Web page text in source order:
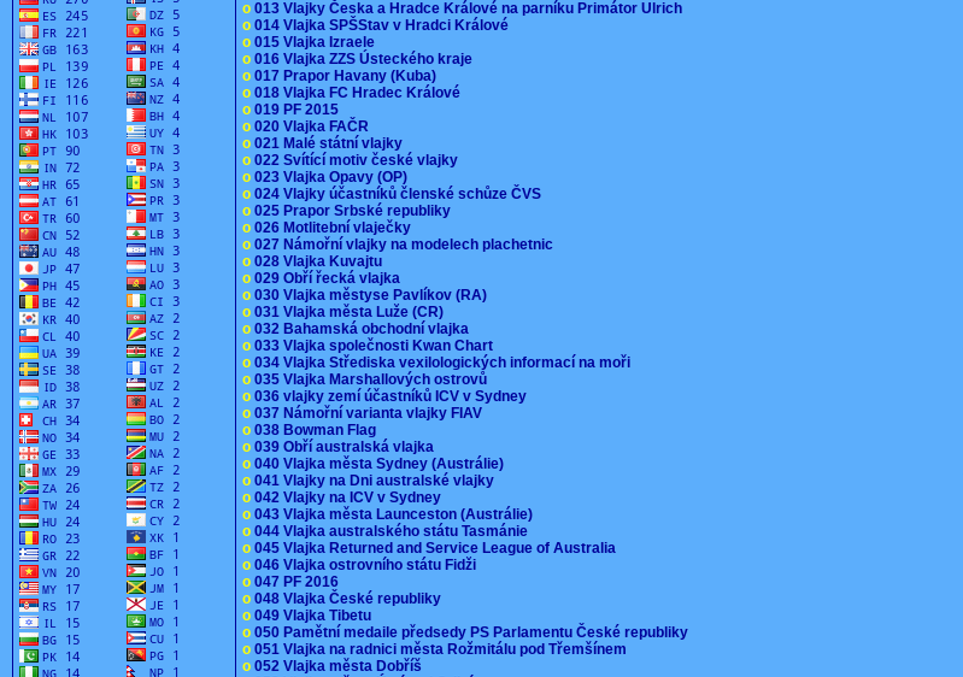
o 013 Vlajky Česka a Hradce Králové na parníku Primátor Ulrich
o 014 Vlajka SPŠStav v Hradci Králové
o 015 Vlajka Izraele
o 016 Vlajka ZZS Ústeckého kraje
o 017 Prapor Havany (Kuba)
o 018 Vlajka FC Hradec Králové
o 019 PF 2015
o 020 Vlajka FAČR
o 021 Malé státní vlajky
o 022 Svítící motiv české vlajky
o 023 Vlajka Opavy (OP)
o 024 Vlajky účastníků členské schůze ČVS
o 025 Prapor Srbské republiky
o 026 Motlitební vlaječky
o 027 Námořní vlajky na modelech plachetnic
o 028 Vlajka Kuvajtu
o 029 Obří řecká vlajka
o 030 Vlajka městyse Pavlíkov (RA)
o 031 Vlajka města Luže (CR)
o 032 Bahamská obchodní vlajka
o 033 Vlajka společnosti Kwan Chart
o 034 Vlajka Střediska vexilologických informací na moři
o 035 Vlajka Marshallových ostrovů
o 036 vlajky zemí účastníků ICV v Sydney
o 037 Námořní varianta vlajky FIAV
o 038 Bowman Flag
o 039 Obří australská vlajka
o 040 Vlajka města Sydney (Austrálie)
o 041 Vlajky na Dni australské vlajky
o 042 Vlajky na ICV v Sydney
o 043 Vlajka města Launceston (Austrálie)
o 044 Vlajka australského státu Tasmánie
o 045 Vlajka Returned and Service League of Australia
o 046 Vlajka ostrovního státu Fidži
o 047 PF 2016
o 048 Vlajka České republiky
o 049 Vlajka Tibetu
o 050 Pamětní medaile předsedy PS Parlamentu České republiky
o 051 Vlajka na radnici města Rožmitálu pod Třemšínem
o 052 Vlajka města Dobříš